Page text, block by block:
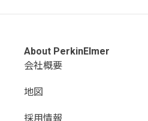
About PerkinElmer
会社概要
地図
採用情報